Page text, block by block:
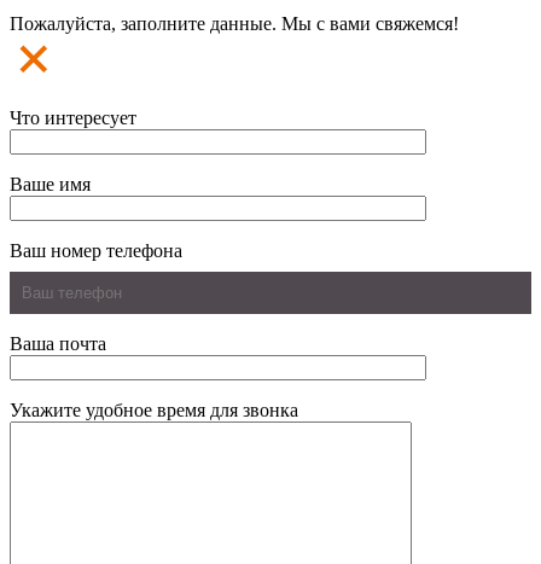
Пожалуйста, заполните данные. Мы с вами свяжемся!
Что интересует
Ваше имя
Ваш номер телефона
Ваша почта
Укажите удобное время для звонка